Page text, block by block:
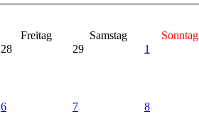
Freitag Samstag
Sonntag
28 29 1
6 7 8